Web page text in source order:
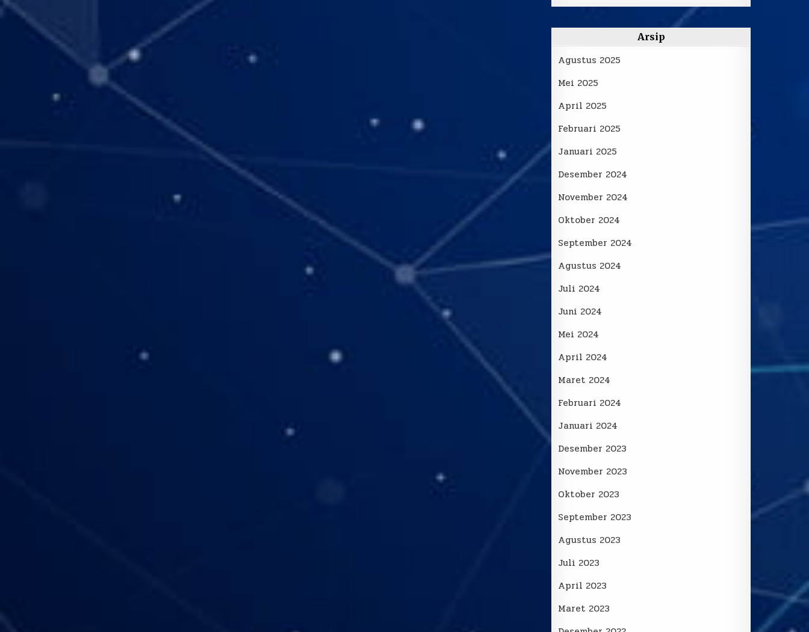
Arsip
Agustus 2025
Mei 2025
April 2025
Februari 2025
Januari 2025
Desember 2024
November 2024
Oktober 2024
September 2024
Agustus 2024
Juli 2024
Juni 2024
Mei 2024
April 2024
Maret 2024
Februari 2024
Januari 2024
Desember 2023
November 2023
Oktober 2023
September 2023
Agustus 2023
Juli 2023
April 2023
Maret 2023